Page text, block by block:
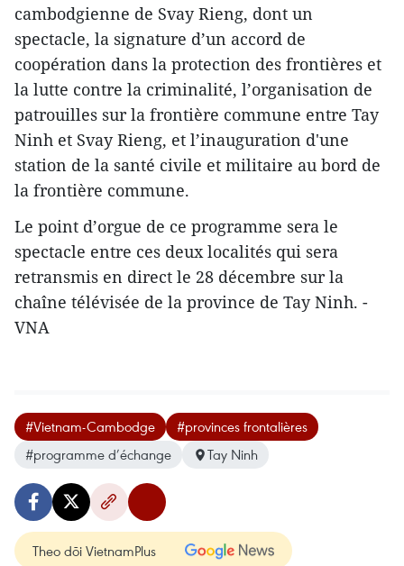
cambodgienne de Svay Rieng, dont un
spectacle, la signature d’un accord de
coopération dans la protection des frontières et
la lutte contre la criminalité, l’organisation de
patrouilles sur la frontière commune entre Tay
Ninh et Svay Rieng, et l’inauguration d'une
station de la santé civile et militaire au bord de
la frontière commune.
Le point d’orgue de ce programme ​sera le
spectacle entre ces deux localités qui sera
retransmis en direct le 28 décembre sur la
chaîne télévisée de la province de Tay Ninh. -
VNA
#Vietnam-Cambodge
#provinces frontalières
#programme d’échange
Tay Ninh
Theo dõi VietnamPlus